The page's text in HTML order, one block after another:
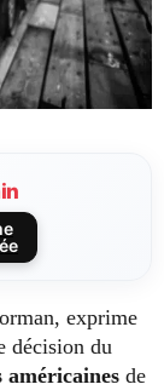
exprime
décision du
américaines de